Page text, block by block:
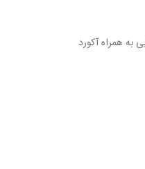
به همراه آکورد